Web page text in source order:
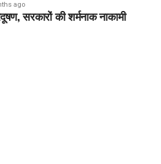
ago
सरकारों की शर्मनाक नाकामी